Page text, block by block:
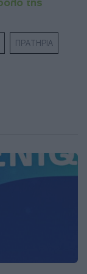
ΠΡΑΤΗΡΙΑ